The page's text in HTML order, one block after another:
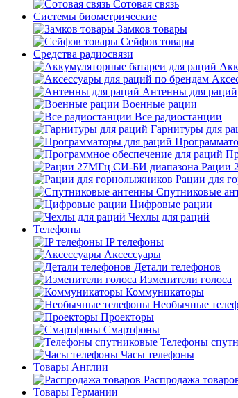
Сотовая связь
Системы биометрические
Замков товары
Сейфов товары
Средства радиосвязи
Антенны для раций
Военные рации
Все радиостанции
Гарнитуры для
Рации
Рации для
Спутниковые
Цифровые рации
Чехлы для раций
Телефоны
IP телефоны
Аксессуары
Детали телефонов
Изменители голоса
Коммуникаторы
Необычные
Проекторы
Смартфоны
Телефоны
Часы телефоны
Товары Англии
Распродажа
Товары Германии